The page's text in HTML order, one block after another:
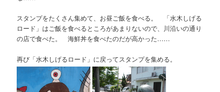
スタンプをたくさん集めて、お昼ご飯を食べる。 「水木しげる
ロード」はご飯を食べるところがあまりないので、川沿いの通り
の店で食べた。 海鮮丼を食べたのだが高かった……
再び「水木しげるロード」に戻ってスタンプを集める。